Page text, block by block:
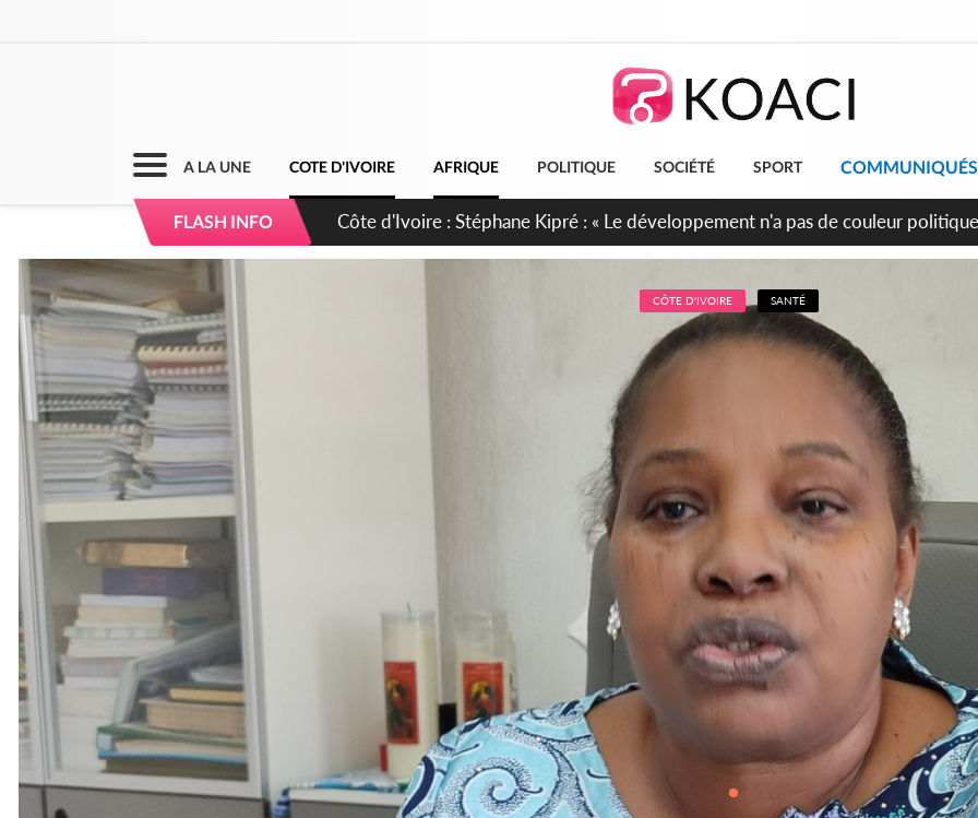
A LA UNE COTE D'IVOIRE AFRIQUE POLITIQUE SOCIÉTÉ SPORT COMMUNIQUÉS
FLASH INFO Mali : Les FAMa accueillent 254 anciens combattants issus de groupes armés
CÔTE D'IVOIRE SANTÉ